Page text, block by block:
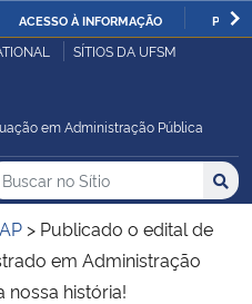
IR
ACESSO À INFORMAÇÃO
SÍTIOS DA UFSM
em Administração Pública
Sítio no no Sítio
> Publicado o edital de
em Administração
nossa história!